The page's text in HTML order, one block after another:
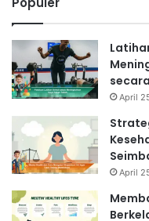
April
April